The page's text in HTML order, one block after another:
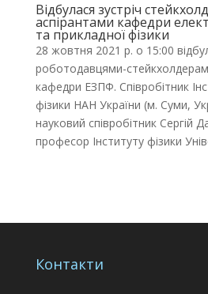
Відбулася зустріч
аспірантами кафедри
та прикладної фізики
28 жовтня 2021 р. о 15:00
роботодавцями-
кафедри ЕЗПФ. Співробітник
фізики НАН України (м. Суми,
науковий співробітник Сергій
професор Інституту фізики
Контакти